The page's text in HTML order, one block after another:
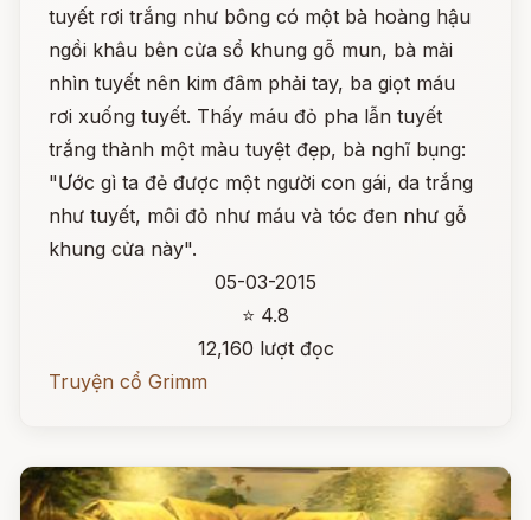
tuyết rơi trắng như bông có một bà hoàng hậu
ngồi khâu bên cửa sổ khung gỗ mun, bà mải
nhìn tuyết nên kim đâm phải tay, ba giọt máu
rơi xuống tuyết. Thấy máu đỏ pha lẫn tuyết
trắng thành một màu tuyệt đẹp, bà nghĩ bụng:
"Ước gì ta đẻ được một người con gái, da trắng
như tuyết, môi đỏ như máu và tóc đen như gỗ
khung cửa này".
05-03-2015
⭐ 4.8
12,160 lượt đọc
Truyện cổ Grimm